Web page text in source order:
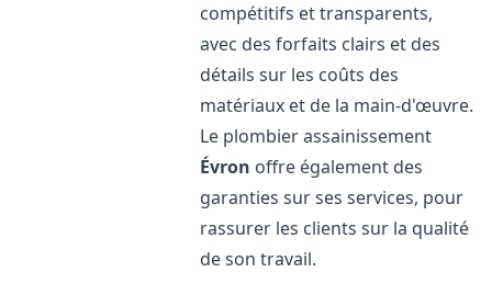
compétitifs et transparents,
avec des forfaits clairs et des
détails sur les coûts des
matériaux et de la main-d'œuvre.
Le plombier assainissement
Évron offre également des
garanties sur ses services, pour
rassurer les clients sur la qualité
de son travail.